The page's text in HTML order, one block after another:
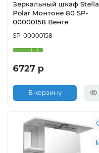
Зеркальный шкаф Stella
Polar Монтоне 80 SP-
00000158 Венге
SP-00000158
6727 р
В корзину